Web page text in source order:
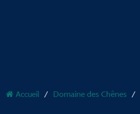
Accueil Domaine des Chênes